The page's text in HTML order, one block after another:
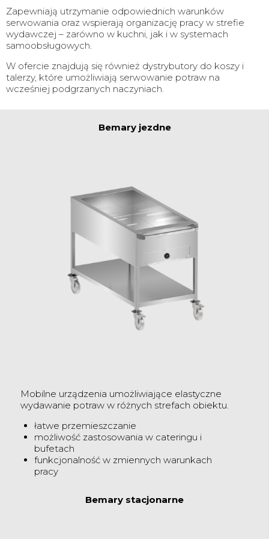
Zapewniają utrzymanie odpowiednich warunków
serwowania oraz wspierają organizację pracy w strefie
wydawczej – zarówno w kuchni, jak i w systemach
samoobsługowych.
W ofercie znajdują się również dystrybutory do koszy i
talerzy, które umożliwiają serwowanie potraw na
wcześniej podgrzanych naczyniach.
Bemary jezdne
Mobilne urządzenia umożliwiające elastyczne
wydawanie potraw w różnych strefach obiektu.
łatwe przemieszczanie
możliwość zastosowania w cateringu i
bufetach
funkcjonalność w zmiennych warunkach
pracy
Bemary stacjonarne